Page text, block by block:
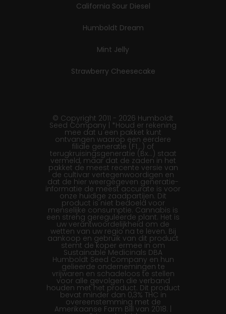
California Sour Diesel
Humboldt Dream
Mint Jelly
Strawberry Cheesecake
© Copyright 2011 - 2026 Humboldt
Seed Company | *Houd er rekening
mee dat u een pakket kunt
ontvangen waarop een eerdere
filiale generatie (F1…) of
terugkruisingsgeneratie (Bx…) staat
vermeld, maar dat de zaden in het
pakket de meest recente versie van
de cultivar vertegenwoordigen en
dat de hier weergegeven generatie-
informatie de meest accurate is voor
onze huidige zaadpartijen. Dit
product is niet bedoeld voor
menselijke consumptie. Cannabis is
een streng gereguleerde plant. Het is
uw verantwoordelijkheid om de
wetten van uw regio na te leven. Bij
aankoop en gebruik van dit product
stemt de koper ermee in om
Sustainable Medicinals DBA
Humboldt Seed Company en hun
gelieerde ondernemingen te
vrijwaren en schadeloos te stellen
voor alle gevolgen die verband
houden met het product. Dit product
bevat minder dan 0,3% THC in
overeenstemming met de
Amerikaanse Farm Bill van 2018. |